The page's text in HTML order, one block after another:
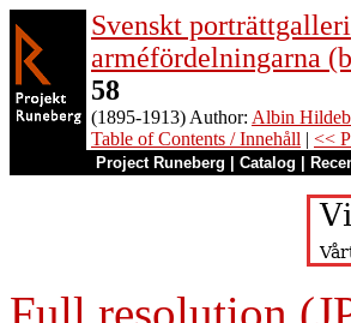
Svenskt porträttgalleri
arméfördelningarna
58
(1895-1913) Author: Albin
Table of Contents / Innehåll | <<
Project Runeberg Catalog